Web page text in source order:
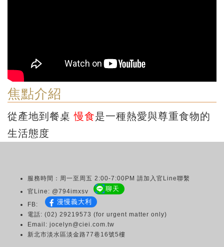
焦點介紹
從產地到餐桌慢食是一種熱愛與尊重食物的
生活態度
服務時間：周一至周五 2:00-7:00PM 請加入官Line聯繫
官Line: @794imxsv
聊天
FB: 漫慢義大利
電話: (02) 29219573 (for urgent matter only)
Email: jocelyn@ciei.com.tw
新北市淡水區淡金路77巷16號5樓